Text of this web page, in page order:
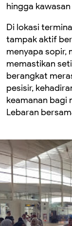
hingga
Di lokasi
tampak aktif
menyapa sopir,
memastikan
berangkat
pesisir,
keamanan bagi
Lebaran